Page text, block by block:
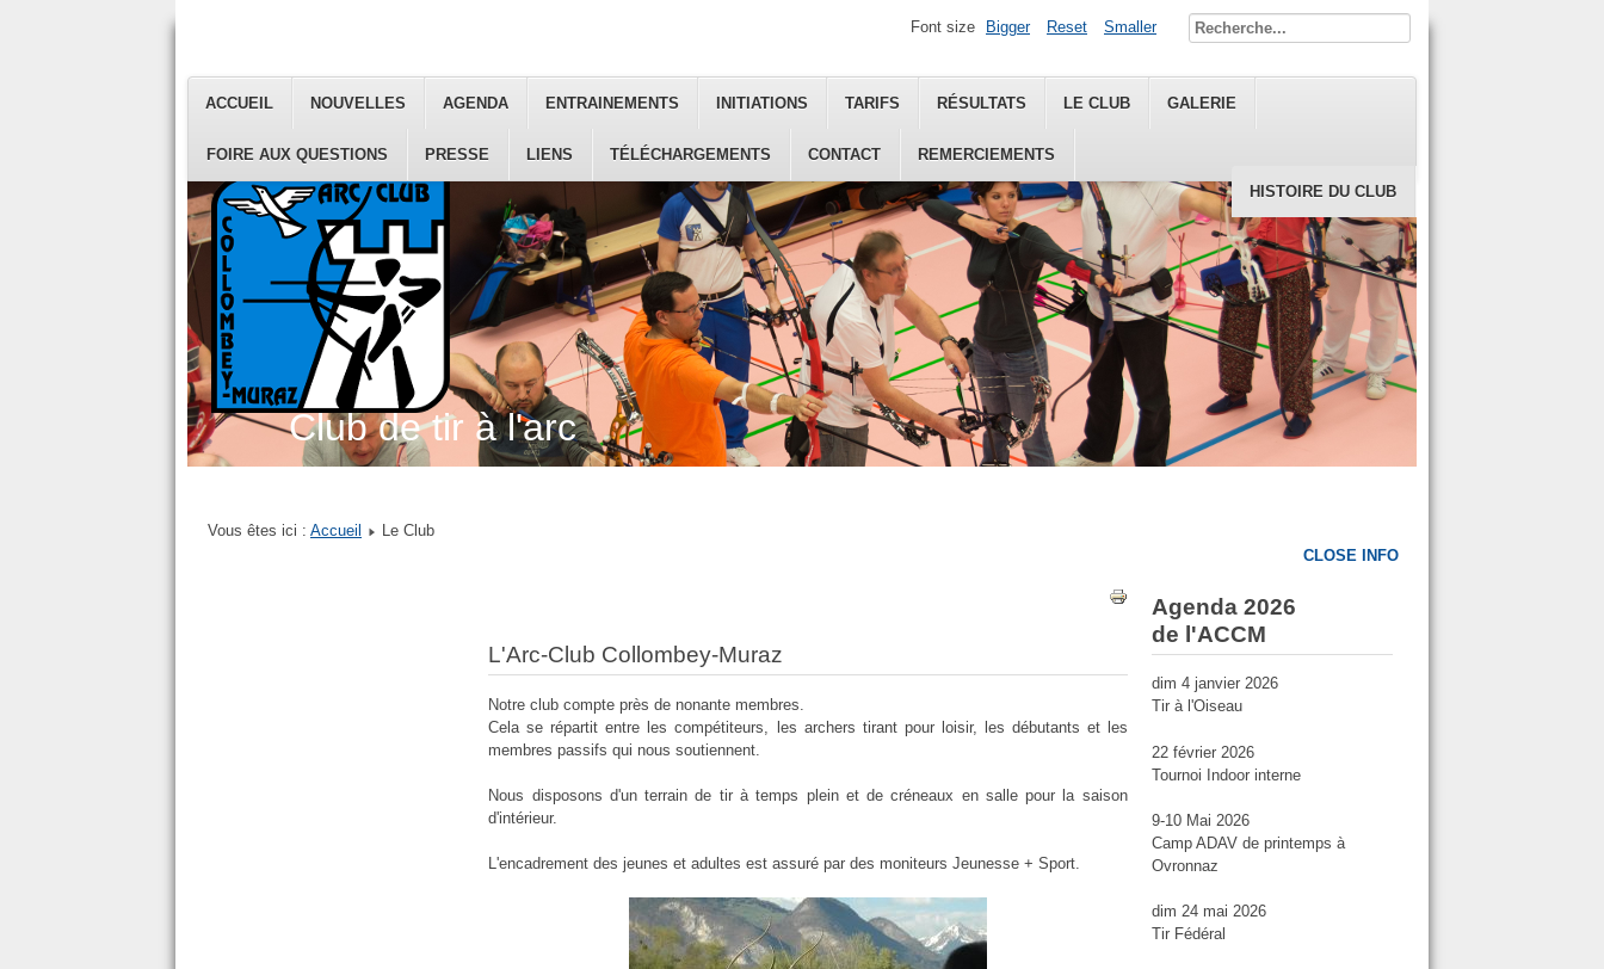
Club de tir à l'arc
ACCUEIL NOUVELLES AGENDA ENTRAINEMENTS INITIATIONS TARIFS RÉSULTATS LE CLUB
HISTOIRE DU CLUB
GALERIE
FOIRE AUX QUESTIONS PRESSE LIENS TÉLÉCHARGEMENTS CONTACT REMERCIEMENTS
Font size Bigger Reset Smaller
Vous êtes ici : Accueil Le Club
L'Arc-Club Collombey-Muraz
Notre club compte près de nonante membres.
Cela se répartit entre les compétiteurs, les archers tirant pour loisir, les débutants et les
membres passifs qui nous soutiennent.
Nous disposons d'un terrain de tir à temps plein et de créneaux en salle pour la saison
d'intérieur.
L'encadrement des jeunes et adultes est assuré par des moniteurs Jeunesse + Sport.
CLOSE INFO
Agenda 2026
de l'ACCM
dim 4 janvier 2026
Tir à l'Oiseau
22 février 2026
Tournoi Indoor interne
9-10 Mai 2026
Camp ADAV de printemps à
Ovronnaz
dim 24 mai 2026
Tir Fédéral